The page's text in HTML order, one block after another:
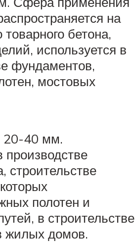
на
бетона,
используется в
фундаментов,
мостовых
40 мм.
производстве
строительстве
полотен и
в строительстве
жилых домов.